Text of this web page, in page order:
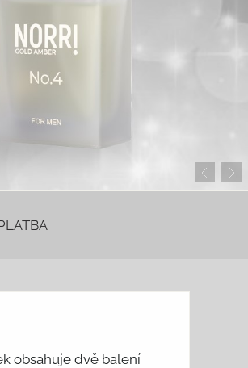
obsahuje dvě balení